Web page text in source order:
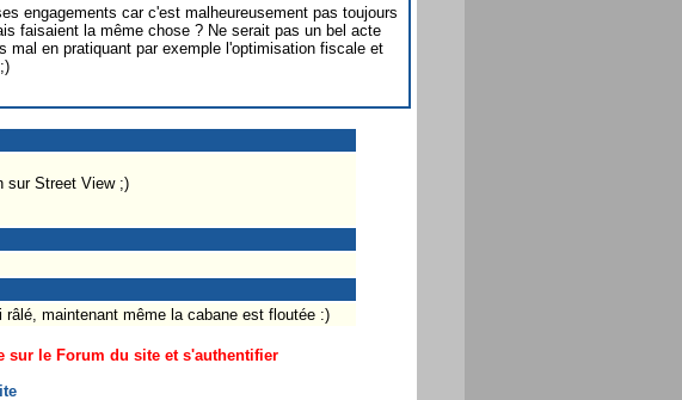
engagements car c'est malheureusement pas toujours
faisaient la même chose ? Ne serait pas un bel acte
mal en pratiquant par exemple l'optimisation fiscale et
sur Street View ;)
maintenant même la cabane est floutée :)
sur le Forum du site et s'authentifier